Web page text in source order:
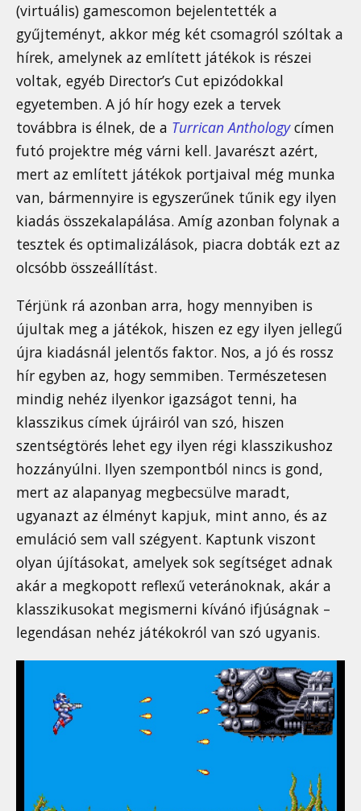
(virtuális) gamescomon bejelentették a
gyűjteményt, akkor még két csomagról szóltak a
hírek, amelynek az említett játékok is részei
voltak, egyéb Director’s Cut epizódokkal
egyetemben. A jó hír hogy ezek a tervek
továbbra is élnek, de a Turrican Anthologycímen
futó projektre még várni kell. Javarészt azért,
mert az említett játékok portjaival még munka
van, bármennyire is egyszerűnek tűnik egy ilyen
kiadás összekalapálása. Amíg azonban folynak a
tesztek és optimalizálások, piacra dobták ezt az
olcsóbb összeállítást.
Térjünk rá azonban arra, hogy mennyiben is
újultak meg a játékok, hiszen ez egy ilyen jellegű
újra kiadásnál jelentős faktor. Nos, a jó és rossz
hír egyben az, hogy semmiben. Természetesen
mindig nehéz ilyenkor igazságot tenni, ha
klasszikus címek újráiról van szó, hiszen
szentségtörés lehet egy ilyen régi klasszikushoz
hozzányúlni. Ilyen szempontból nincs is gond,
mert az alapanyag megbecsülve maradt,
ugyanazt az élményt kapjuk, mint anno, és az
emuláció sem vall szégyent. Kaptunk viszont
olyan újításokat, amelyek sok segítséget adnak
akár a megkopott reflexű veteránoknak, akár a
klasszikusokat megismerni kívánó ifjúságnak –
legendásan nehéz játékokról van szó ugyanis.